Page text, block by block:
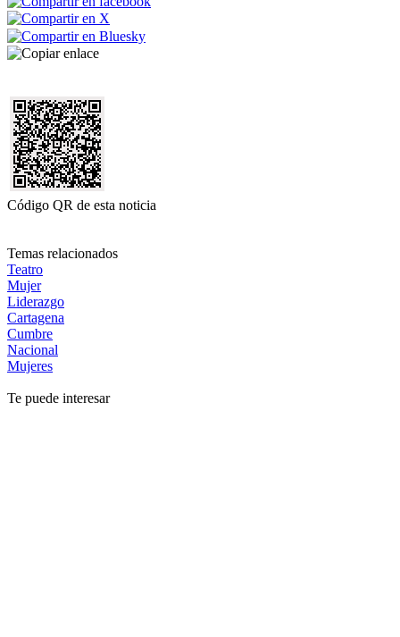
Código QR de esta noticia
Temas relacionados
Teatro
Mujer
Liderazgo
Cartagena
Cumbre
Nacional
Mujeres
Te puede interesar